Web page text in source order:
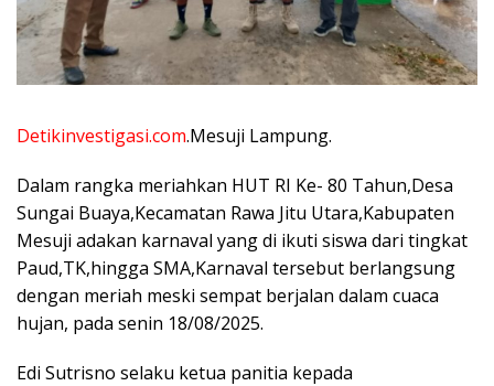
Detikinvestigasi.com.Mesuji Lampung.
Dalam rangka meriahkan HUT RI Ke- 80 Tahun,Desa
Sungai Buaya,Kecamatan Rawa Jitu Utara,Kabupaten
Mesuji adakan karnaval yang di ikuti siswa dari tingkat
Paud,TK,hingga SMA,Karnaval tersebut berlangsung
dengan meriah meski sempat berjalan dalam cuaca
hujan, pada senin 18/08/2025.
Edi Sutrisno selaku ketua panitia kepada